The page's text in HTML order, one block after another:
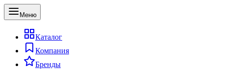
Меню
Каталог
Компания
Бренды